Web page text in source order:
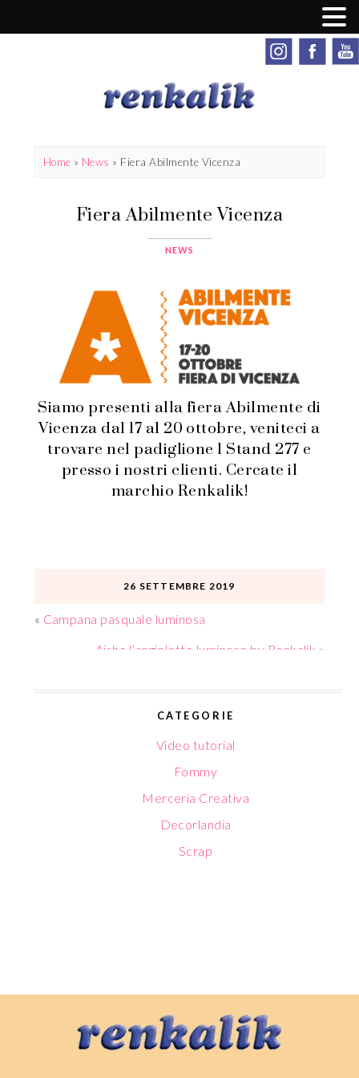
Home » News » Fiera Abilmente Vicenza
Fiera Abilmente Vicenza
NEWS
Siamo presenti alla fiera Abilmente di
Vicenza dal 17 al 20 ottobre, veniteci a
trovare nel padiglione 1 Stand 277 e
presso i nostri clienti. Cercate il
marchio Renkalik!
26 SETTEMBRE 2019
« Campana pasquale luminosa
Aisha l’angioletto luminoso by Renkalik »
CATEGORIE
Video tutorial
Fommy
Merceria Creativa
Decorlandia
Scrap